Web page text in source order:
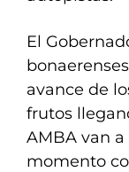
El
avance de
frutos
AMBA van
momento